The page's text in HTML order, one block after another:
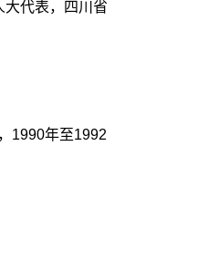
代表，四川省
1990年至1992